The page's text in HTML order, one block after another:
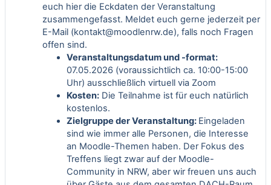
euch hier die Eckdaten der Veranstaltung
zusammengefasst. Meldet euch gerne jederzeit per
E-Mail (kontakt@moodlenrw.de), falls noch Fragen
offen sind.
Veranstaltungsdatum und -format:
07.05.2026 (voraussichtlich ca. 10:00-15:00
Uhr) ausschließlich virtuell via Zoom
Kosten: Die Teilnahme ist für euch natürlich
kostenlos.
Zielgruppe der Veranstaltung: Eingeladen
sind wie immer alle Personen, die Interesse
an Moodle-Themen haben. Der Fokus des
Treffens liegt zwar auf der Moodle-
Community in NRW, aber wir freuen uns auch